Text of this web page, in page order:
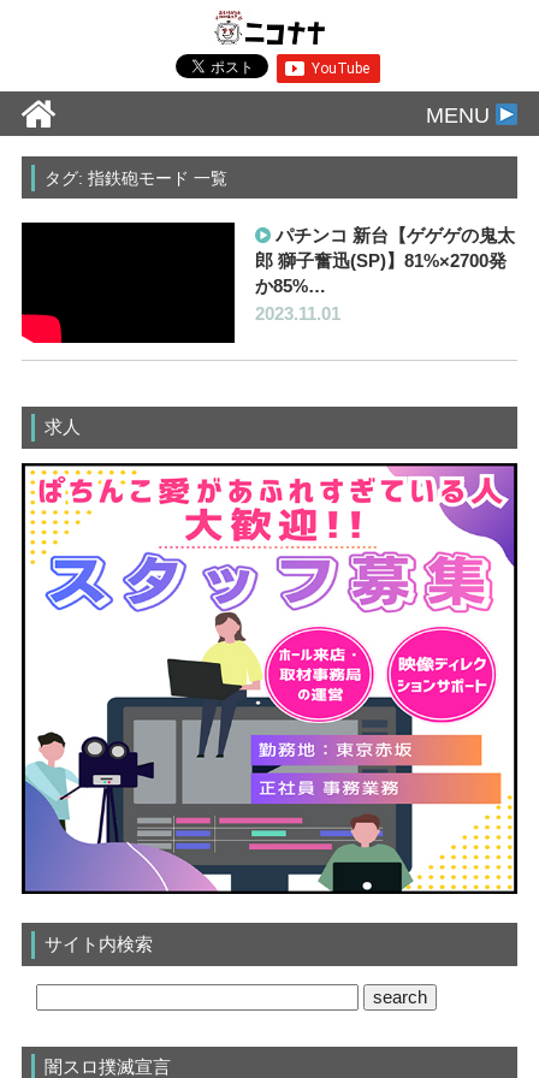
MENU
タグ: 指鉄砲モード 一覧
パチンコ 新台【ゲゲゲの鬼太
郎 獅子奮迅(SP)】81%×2700発
か85%…
2023.11.01
求人
サイト内検索
闇スロ撲滅宣言